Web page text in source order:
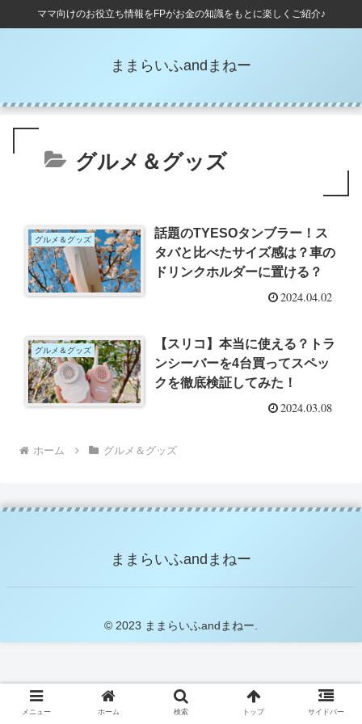
ママ向けのお役立ち情報をFPがお金の知識をもとに楽しくご紹介♪
ままらいふandまねー
グルメ＆グッズ
グルメ＆グッズ
話題のTYESOタンブラー！ス
タバと比べたサイズ感は？車の
ドリンクホルダーに置ける？
2024.04.02
グルメ＆グッズ
【スリコ】本当に使える？トラ
ンシーバーを4台買ってスペッ
クを徹底検証してみた！
2024.03.08
ホーム グルメ＆グッズ
ままらいふandまねー
© 2023 ままらいふandまねー.
メニュー ホーム 検索 トップ サイドバー